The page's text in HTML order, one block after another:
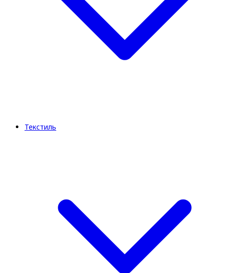
Текстиль